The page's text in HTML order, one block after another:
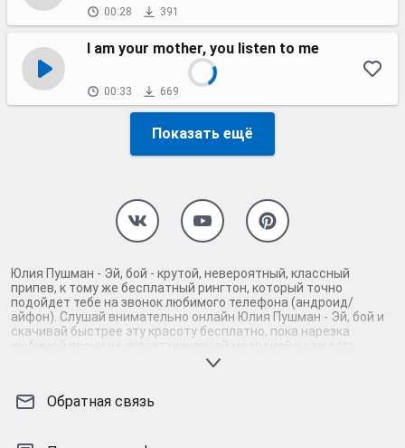
00:28 391
I am your mother, you listen to me
00:33 669
Показать ещё
Юлия Пушман - Эй, бой - крутой, невероятный, классный
припев, к тому же бесплатный рингтон, который точно
подойдет тебе на звонок любимого телефона (андроид/
айфон). Слушай внимательно онлайн Юлия Пушман - Эй, бой и
скачивай быстрее эту красоту бесплатно, пока нарезка
любимой песни не играет шикарной мелодией у каждого
второго на звонке. Будь первым, кто скачает бесплатно сей
можешь найти и скачать другую нарезку mp3 песни на звонок
Обратная связь